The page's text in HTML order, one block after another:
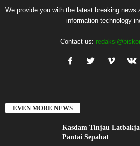
We provide you with the latest breaking news
information technology
Contact us:
EVEN MORE NEWS
Kasdam Tinjau
Pantai Sepahat